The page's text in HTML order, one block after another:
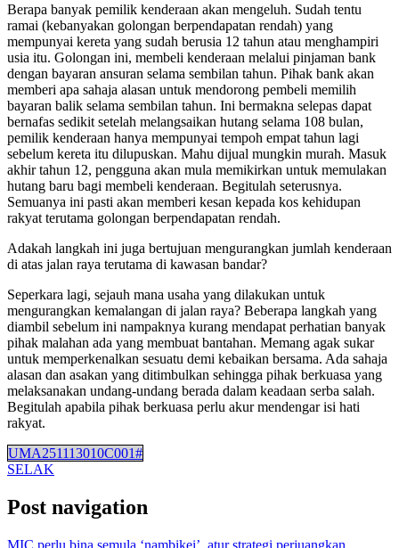
Berapa banyak pemilik kenderaan akan mengeluh. Sudah tentu
ramai (kebanyakan golongan berpendapatan rendah) yang
mempunyai kereta yang sudah berusia 12 tahun atau menghampiri
usia itu. Golongan ini, membeli kenderaan melalui pinjaman bank
dengan bayaran ansuran selama sembilan tahun. Pihak bank akan
memberi apa sahaja alasan untuk mendorong pembeli memilih
bayaran balik selama sembilan tahun. Ini bermakna selepas dapat
bernafas sedikit setelah melangsaikan hutang selama 108 bulan,
pemilik kenderaan hanya mempunyai tempoh empat tahun lagi
sebelum kereta itu dilupuskan. Mahu dijual mungkin murah. Masuk
akhir tahun 12, pengguna akan mula memikirkan untuk memulakan
hutang baru bagi membeli kenderaan. Begitulah seterusnya.
Semuanya ini pasti akan memberi kesan kepada kos kehidupan
rakyat terutama golongan berpendapatan rendah.
Adakah langkah ini juga bertujuan mengurangkan jumlah kenderaan
di atas jalan raya terutama di kawasan bandar?
Seperkara lagi, sejauh mana usaha yang dilakukan untuk
mengurangkan kemalangan di jalan raya? Beberapa langkah yang
diambil sebelum ini nampaknya kurang mendapat perhatian banyak
pihak malahan ada yang membuat bantahan. Memang agak sukar
untuk memperkenalkan sesuatu demi kebaikan bersama. Ada sahaja
alasan dan asakan yang ditimbulkan sehingga pihak berkuasa yang
melaksanakan undang-undang berada dalam keadaan serba salah.
Begitulah apabila pihak berkuasa perlu akur mendengar isi hati
rakyat.
UMA251113010C001#
SELAK
Post navigation
MIC perlu bina semula ‘nambikei’, atur strategi perjuangkan